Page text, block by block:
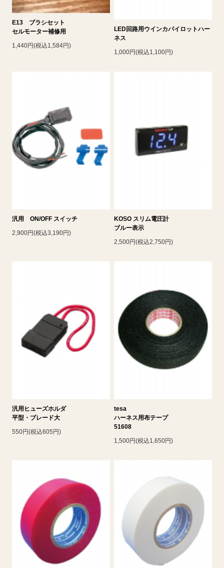
E13 ブラシセット
セルモーター補修用
1,440円(税込1,584円)
LED回路用ウインカパイロットハー
ネス
1,000円(税込1,100円)
汎用 ON/OFF スイッチ
2,900円(税込3,190円)
KOSO スリム電圧計
ブルー表示
2,500円(税込2,750円)
汎用ヒューズホルダ
平型・ブレード大
550円(税込605円)
tesa
ハーネス用布テープ
51608
1,500円(税込1,650円)